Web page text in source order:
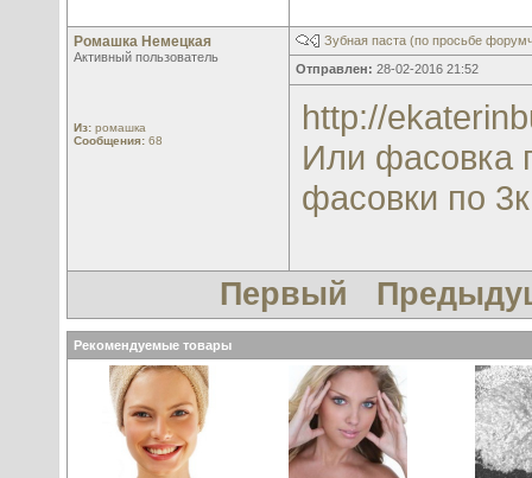
Ромашка Немецкая
Активный пользователь
Из: ромашка
Сообщения: 68
Зубная паста (по просьбе
Отправлен: 28-02-2016 21:52
http://
Или фасовка
фасовки по
Первый
Рекомендуемые товары